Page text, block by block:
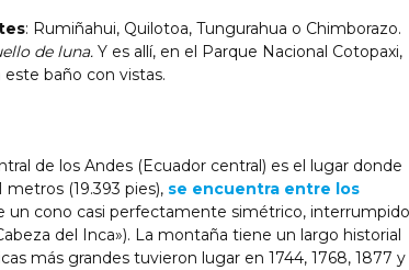
: Rumiñahui, Quilotoa, Tungurahua o Chimborazo.
de luna. Y es allí, en el Parque Nacional Cotopaxi,
baño con vistas.
de los Andes (Ecuador central) es el lugar donde
metros (19.393 pies), se encuentra entre los
un cono casi perfectamente simétrico, interrumpido
del Inca»). La montaña tiene un largo historial
más grandes tuvieron lugar en 1744, 1768, 1877 y